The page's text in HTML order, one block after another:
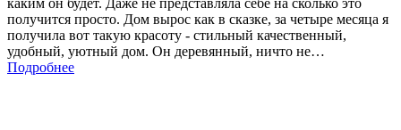
получится просто. Дом вырос как в сказке, за четыре месяца я
получила вот такую красоту - стильный качественный,
удобный, уютный дом. Он деревянный, ничто не…
Подробнее